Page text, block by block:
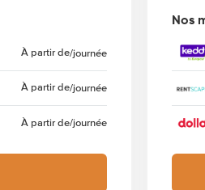
À partir de/journée
À partir de/journée
À partir de/journée
Nos